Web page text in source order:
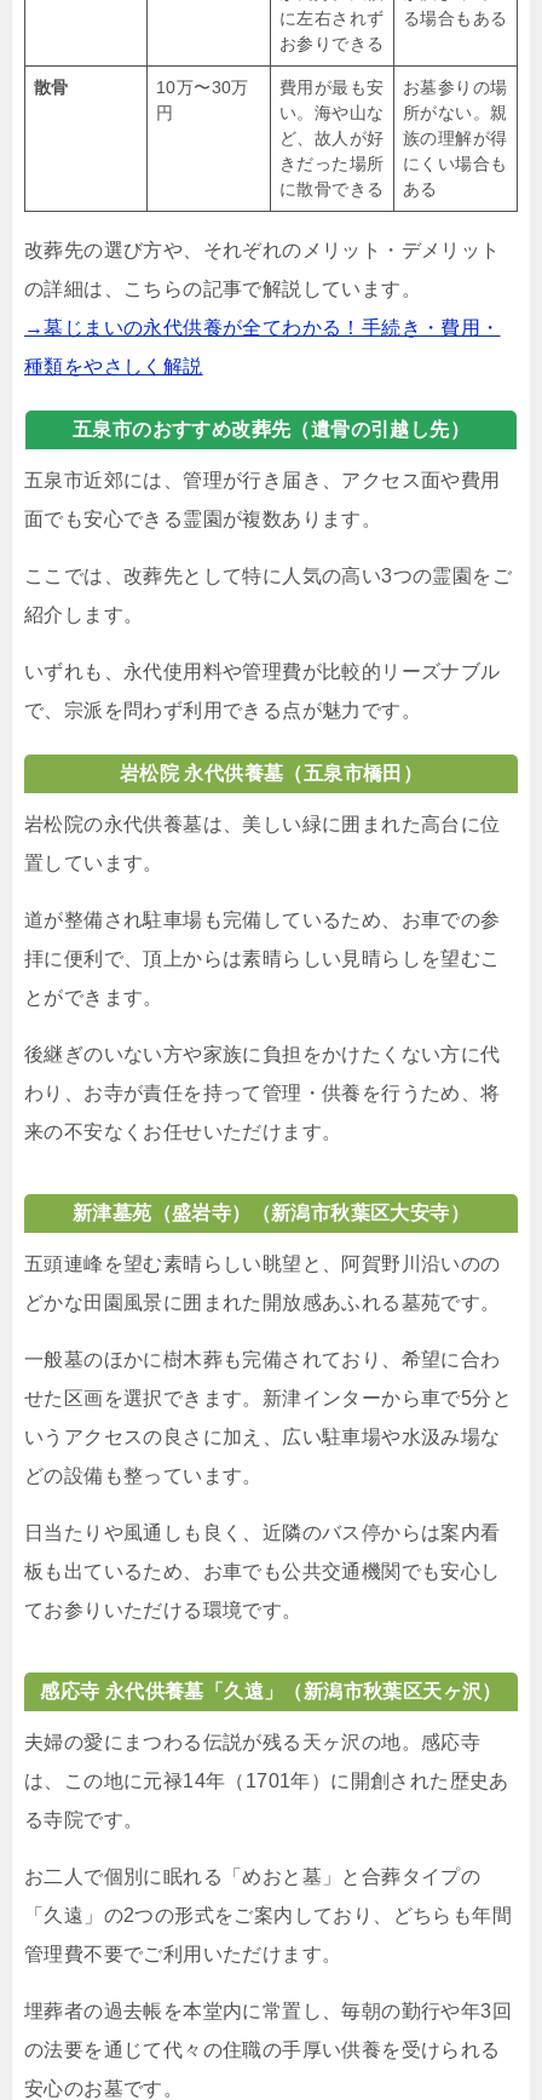
に左右されず
お参りできる
る場合もある
散骨
10万〜30万
円
費用が最も安
い。海や山な
ど、故人が好
きだった場所
に散骨できる
お墓参りの場
所がない。親
族の理解が得
にくい場合も
ある
改葬先の選び方や、それぞれのメリット・デメリット
の詳細は、こちらの記事で解説しています。
→墓じまいの永代供養が全てわかる！手続き・費用・
種類をやさしく解説
五泉市のおすすめ改葬先（遺骨の引越し先）
五泉市近郊には、管理が行き届き、アクセス面や費用
面でも安心できる霊園が複数あります。
ここでは、改葬先として特に人気の高い3つの霊園をご
紹介します。
いずれも、永代使用料や管理費が比較的リーズナブル
で、宗派を問わず利用できる点が魅力です。
岩松院 永代供養墓（五泉市橋田）
岩松院の永代供養墓は、美しい緑に囲まれた高台に位
置しています。
道が整備され駐車場も完備しているため、お車での参
拝に便利で、頂上からは素晴らしい見晴らしを望むこ
とができます。
後継ぎのいない方や家族に負担をかけたくない方に代
わり、お寺が責任を持って管理・供養を行うため、将
来の不安なくお任せいただけます。
新津墓苑（盛岩寺）（新潟市秋葉区大安寺）
五頭連峰を望む素晴らしい眺望と、阿賀野川沿いのの
どかな田園風景に囲まれた開放感あふれる墓苑です。
一般墓のほかに樹木葬も完備されており、希望に合わ
せた区画を選択できます。新津インターから車で5分と
いうアクセスの良さに加え、広い駐車場や水汲み場な
どの設備も整っています。
日当たりや風通しも良く、近隣のバス停からは案内看
板も出ているため、お車でも公共交通機関でも安心し
てお参りいただける環境です。
感応寺 永代供養墓「久遠」（新潟市秋葉区天ヶ沢）
夫婦の愛にまつわる伝説が残る天ヶ沢の地。感応寺
は、この地に元禄14年（1701年）に開創された歴史あ
る寺院です。
お二人で個別に眠れる「めおと墓」と合葬タイプの
「久遠」の2つの形式をご案内しており、どちらも年間
管理費不要でご利用いただけます。
埋葬者の過去帳を本堂内に常置し、毎朝の勤行や年3回
の法要を通じて代々の住職の手厚い供養を受けられる
安心のお墓です。